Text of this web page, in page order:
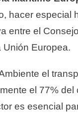
hacer
entre el
Unión Europea.
el
el 77%
es esencial